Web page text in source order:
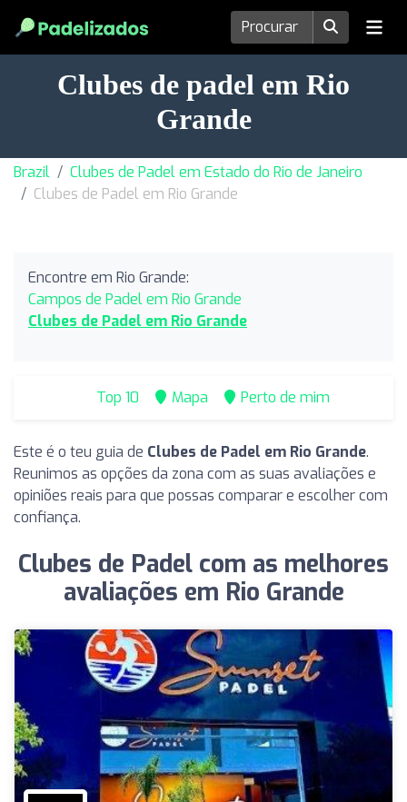
Clubes de padel em Rio
Grande
Brazil
Clubes de Padel em Estado do Rio de Janeiro
Clubes de Padel em Rio Grande
Encontre em Rio Grande:
Campos de Padel em Rio Grande
Clubes de Padel em Rio Grande
Top 10 Mapa Perto de mim
Este é o teu guia de Clubes de Padel em Rio Grande.
Reunimos as opções da zona com as suas avaliações e
opiniões reais para que possas comparar e escolher com
confiança.
Clubes de Padel com as melhores
avaliações em Rio Grande